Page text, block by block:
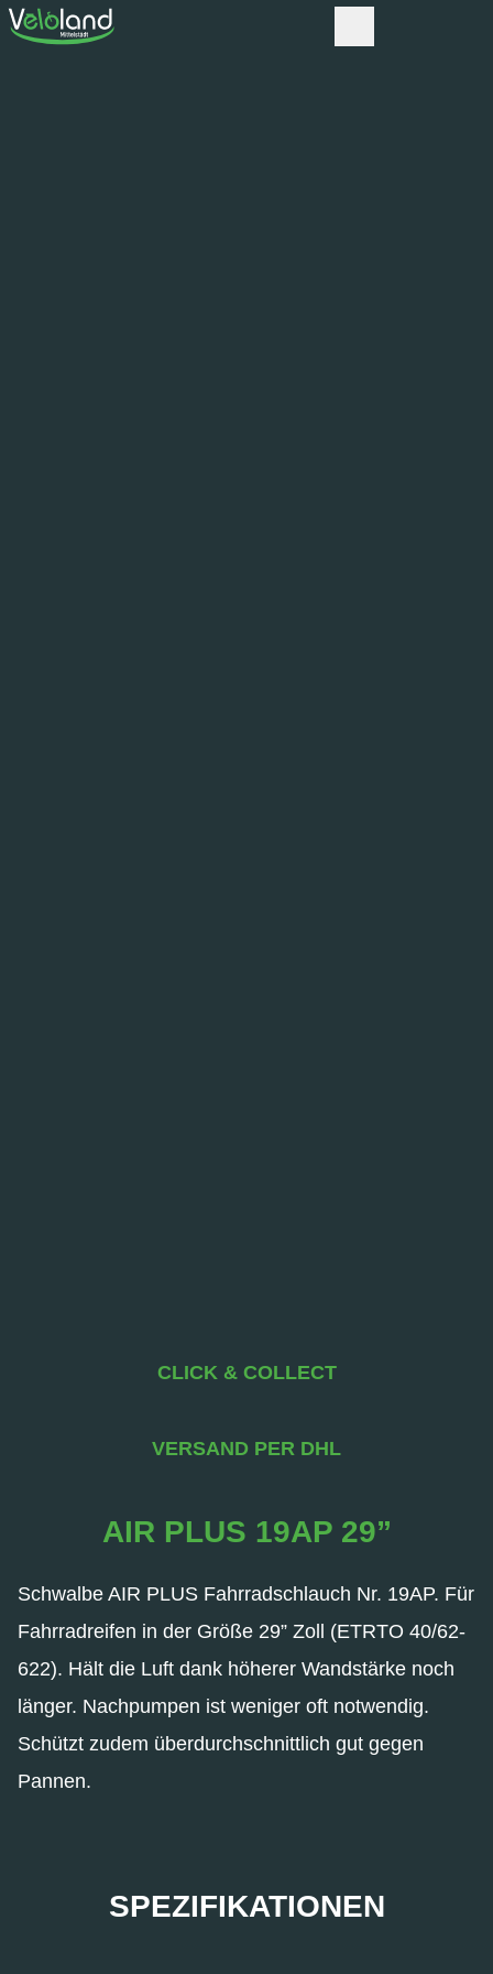
CLICK & COLLECT
VERSAND PER DHL
AIR PLUS 19AP 29”
Schwalbe AIR PLUS Fahrradschlauch Nr. 19AP. Für
Fahrradreifen in der Größe 29” Zoll (ETRTO 40/62-
622). Hält die Luft dank höherer Wandstärke noch
länger. Nachpumpen ist weniger oft notwendig.
Schützt zudem überdurchschnittlich gut gegen
Pannen.
SPEZIFIKATIONEN